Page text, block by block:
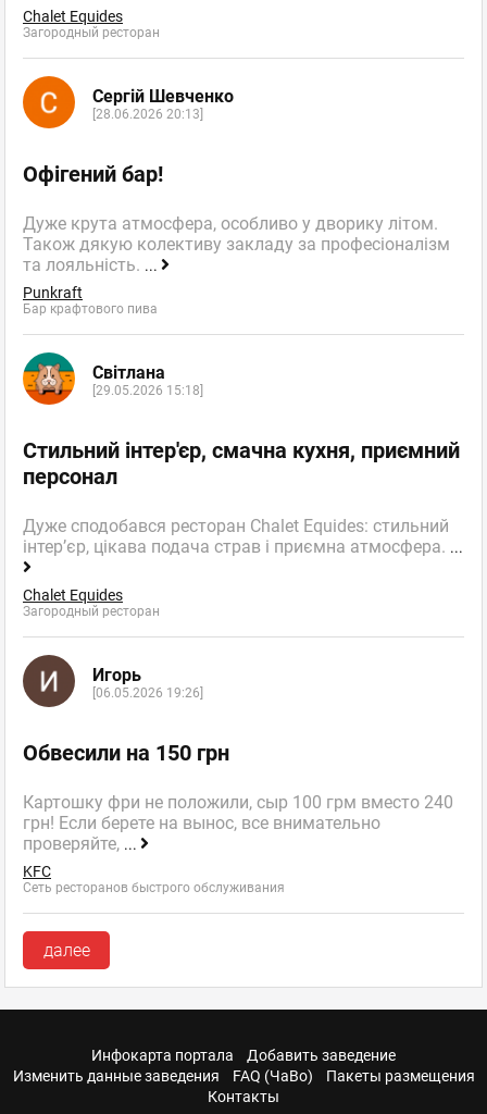
Chalet Equides
Загородный ресторан
Сергій Шевченко
[28.06.2026 20:13]
Офігений бар!
Дуже крута атмосфера, особливо у дворику літом.
Також дякую колективу закладу за професіоналізм
та лояльність. ...
Punkraft
Бар крафтового пива
Світлана
[29.05.2026 15:18]
Стильний інтер'єр, смачна кухня, приємний
персонал
Дуже сподобався ресторан Chalet Equides: стильний
інтер’єр, цікава подача страв і приємна атмосфера. ...
Chalet Equides
Загородный ресторан
Игорь
[06.05.2026 19:26]
Обвесили на 150 грн
Картошку фри не положили, сыр 100 грм вместо 240
грн! Если берете на вынос, все внимательно
проверяйте, ...
KFC
Сеть ресторанов быстрого обслуживания
далее
Инфокарта портала
Добавить заведение
Изменить данные заведения
FAQ (ЧаВо)
Пакеты размещения
Контакты